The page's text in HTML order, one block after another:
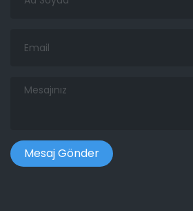
Soyad
Mesajınız